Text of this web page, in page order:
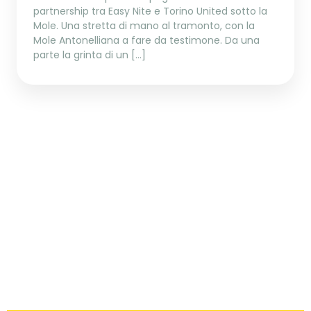
partnership tra Easy Nite e Torino United sotto la
Mole. Una stretta di mano al tramonto, con la
Mole Antonelliana a fare da testimone. Da una
parte la grinta di un […]